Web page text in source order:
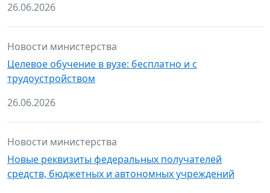
26.06.2026
Новости министерства
Целевое обучение в вузе: бесплатно и с
трудоустройством
26.06.2026
Новости министерства
Новые реквизиты федеральных получателей
средств, бюджетных и автономных учреждений